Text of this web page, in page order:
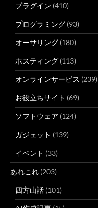
プラグイン (410)
プログラミング (93)
オーサリング (180)
ホスティング (113)
オンラインサービス (239)
お役立ちサイト (69)
ソフトウェア (124)
ガジェット (139)
イベント (33)
あれこれ (203)
四方山話 (101)